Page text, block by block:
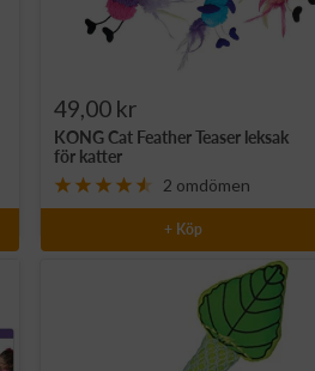
Rea-
pris
49,00 kr
KONG Cat Feather Teaser leksak
för katter
2 omdömen
+ Köp